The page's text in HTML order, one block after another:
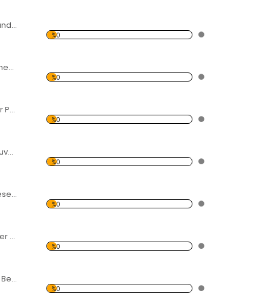
Gün Batımı Ve Sandal Desen Duvar Panosu
%0
Beyaz Yel Değirmenleri Forex Tablo
%0
Eller Desen Duvar Panosu
%0
Renkler Desen Duvar Panosu
%0
Dönme Dolap Desen Duvar Panosu 3AS-1116
%0
Şapka Ve Civcivler Desen Duvar Panosu
%0
3 Parça Siyah ve Beyaz Civcivler Forex Tablo
%0